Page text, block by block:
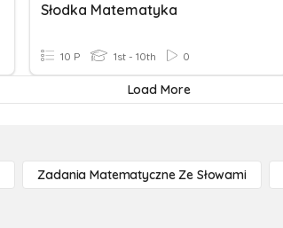
Słodka Matematyka
10 P 1st - 10th 0
Load More
Zadania Matematyczne Ze Słowami